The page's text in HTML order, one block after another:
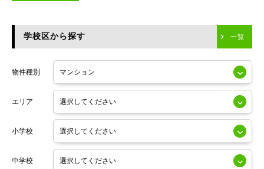
川崎市中原区
川崎市高津区
東京メトロ日比谷線
小田急線
東京メトロ半蔵門線
東京メトロ副都心線
東京メトロ有楽町線
学校区から探す 一覧
物件種別
エリア
小学校
中学校